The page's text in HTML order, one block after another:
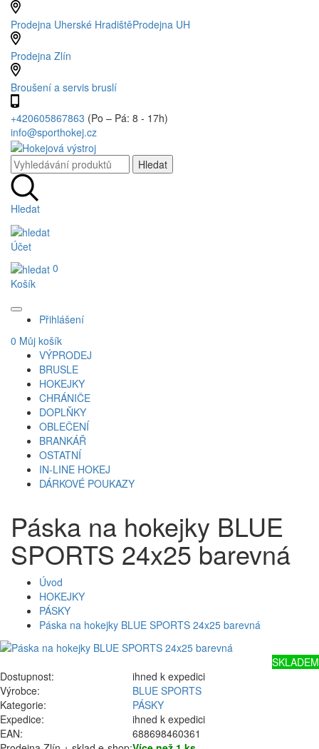
Prodejna Uherské HradištěProdejna UH
Prodejna Zlín
Broušení a servis bruslí
+420605867863 (Po – Pá: 8 - 17h)
info@sporthokej.cz
Hledat
Účet
0
Košík
Přihlášení
0 Můj košík
VÝPRODEJ
BRUSLE
HOKEJKY
CHRÁNIČE
DOPLŇKY
OBLEČENÍ
BRANKÁŘ
OSTATNÍ
IN-LINE HOKEJ
DÁRKOVÉ POUKAZY
Páska na hokejky BLUE
SPORTS 24x25 barevná
Úvod
HOKEJKY
PÁSKY
Páska na hokejky BLUE SPORTS 24x25 barevná
SKLADEM
Dostupnost:
ihned k expedici
Výrobce:
BLUE SPORTS
Kategorie:
PÁSKY
Expedice:
ihned k expedici
EAN:
688698460361